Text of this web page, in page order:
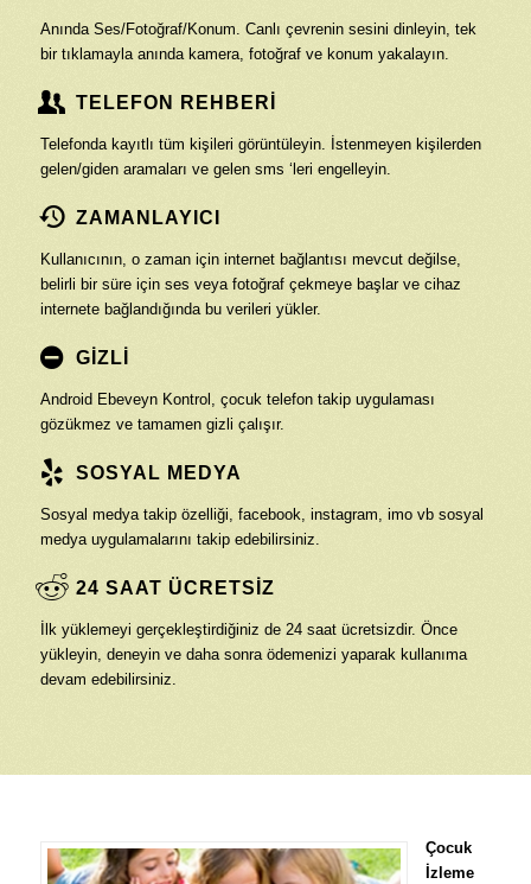
Anında Ses/Fotoğraf/Konum. Canlı çevrenin sesini dinleyin, tek
bir tıklamayla anında kamera, fotoğraf ve konum yakalayın.
TELEFON REHBERİ
Telefonda kayıtlı tüm kişileri görüntüleyin. İstenmeyen kişilerden
gelen/giden aramaları ve gelen sms ‘leri engelleyin.
ZAMANLAYICI
Kullanıcının, o zaman için internet bağlantısı mevcut değilse,
belirli bir süre için ses veya fotoğraf çekmeye başlar ve cihaz
internete bağlandığında bu verileri yükler.
GİZLİ
Android Ebeveyn Kontrol, çocuk telefon takip uygulaması
gözükmez ve tamamen gizli çalışır.
SOSYAL MEDYA
Sosyal medya takip özelliği, facebook, instagram, imo vb sosyal
medya uygulamalarını takip edebilirsiniz.
24 SAAT ÜCRETSİZ
İlk yüklemeyi gerçekleştirdiğiniz de 24 saat ücretsizdir. Önce
yükleyin, deneyin ve daha sonra ödemenizi yaparak kullanıma
devam edebilirsiniz.
Çocuk
İzleme